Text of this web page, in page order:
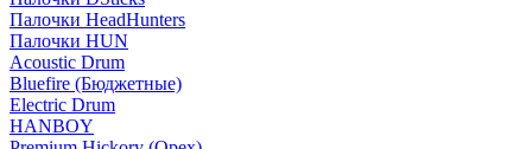
Палочки HeadHunters
Палочки HUN
Acoustic Drum
Bluefire (Бюджетные)
Electric Drum
HANBOY